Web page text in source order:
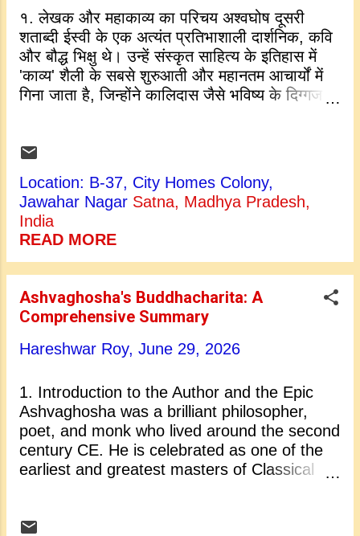
very early youth, Siddhartha is depicted as
an exceptionally compassionate and deeply
sensitive individual. Even though his father
surround...
१. लेखक और महाकाव्य का परिचय अश्वघोष दूसरी
शताब्दी ईस्वी के एक अत्यंत प्रतिभाशाली दार्शनिक, कवि
और बौद्ध भिक्षु थे। उन्हें संस्कृत साहित्य के इतिहास में
'काव्य' शैली के सबसे शुरुआती और महानतम आचार्यों में
गिना जाता है, जिन्होंने कालिदास जैसे भविष्य के दिग्गज
महाकाव्य है। यह सिद्धार्थ गौतम का पहला संपूर्ण और
सिलसिलेवार जीवन-चरित्र है, जो उनके एक सुरक्षित
राजकुमार से लेकर परम ज्ञानी बुद्ध बनने तक की यात्रा
को दर्शाता है। गहरे आध्यात्मिक दर्शन और सुंदर काव्य का
अनूठा मिश्रण करके, अश्वघोष ने एक ऐसी मर्मस्पर्शी
कहानी रची है जो कर्तव्य, शोक और वैराग्य के सार्वभौमिक
सुख-सुविधाओं भरा बचपन इस महाकाव्य की शुरुआत
शाक्य वंश के राजा शुद्धोधन के शासन वाले सुंदर शहर
कपिलवस्तु से होती है। रानी माया को सपने में एक दिव्य
सफेद हाथी अपनी बाईं कोख में प्रवेश करता हुआ दिखाई
सिद्धार्थ का जन्म लुंबिनी के शांत ...
Location: B-37, City Homes Colony,
Jawahar Nagar Satna, Madhya Pradesh,
India
READ MORE
Ashvaghosha's Buddhacharita: A
Comprehensive Summary
Hareshwar Roy, June 29, 2026
1. Introduction to the Author and the Epic
Ashvaghosha was a brilliant philosopher,
poet, and monk who lived around the second
century CE. He is celebrated as one of the
earliest and greatest masters of Classical
Buddhacharita (The Acts of the Buddha), is a